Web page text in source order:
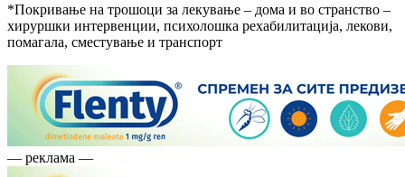
*Покривање на трошоци за лекување – дома и во странство –
хируршки интервенции, психолошка рехабилитација, лекови,
помагала, сместување и транспорт
— реклама —